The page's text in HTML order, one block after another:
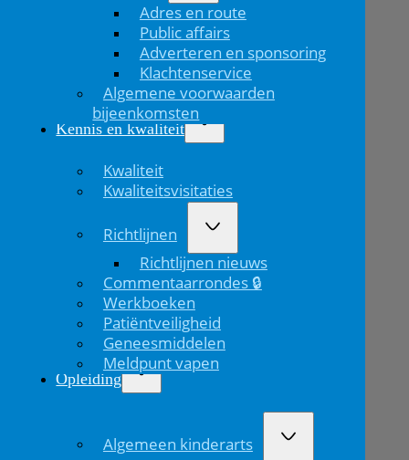
Adres en route
Public affairs
Adverteren en sponsoring
Klachtenservice
Algemene voorwaarden
bijeenkomsten
Kennis en kwaliteit
Kwaliteit
Kwaliteitsvisitaties
Richtlijnen
Richtlijnen nieuws
Commentaarrondes 🔒
Werkboeken
Patiëntveiligheid
Geneesmiddelen
Meldpunt vapen
Opleiding
Algemeen kinderarts